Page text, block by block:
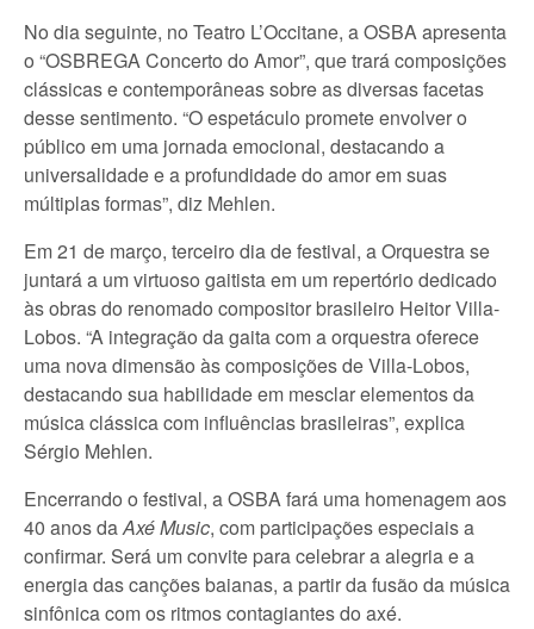
No dia seguinte, no Teatro L’Occitane, a OSBA apresenta
o “OSBREGA Concerto do Amor”, que trará composições
clássicas e contemporâneas sobre as diversas facetas
desse sentimento. “O espetáculo promete envolver o
público em uma jornada emocional, destacando a
universalidade e a profundidade do amor em suas
múltiplas formas”, diz Mehlen.
Em 21 de março, terceiro dia de festival, a Orquestra se
juntará a um virtuoso gaitista em um repertório dedicado
às obras do renomado compositor brasileiro Heitor Villa-
Lobos. “A integração da gaita com a orquestra oferece
uma nova dimensão às composições de Villa-Lobos,
destacando sua habilidade em mesclar elementos da
música clássica com influências brasileiras”, explica
Sérgio Mehlen.
Encerrando o festival, a OSBA fará uma homenagem aos
40 anos daAxé Music, com participações especiais a
confirmar. Será um convite para celebrar a alegria e a
energia das canções baianas, a partir da fusão da música
sinfônica com os ritmos contagiantes do axé.